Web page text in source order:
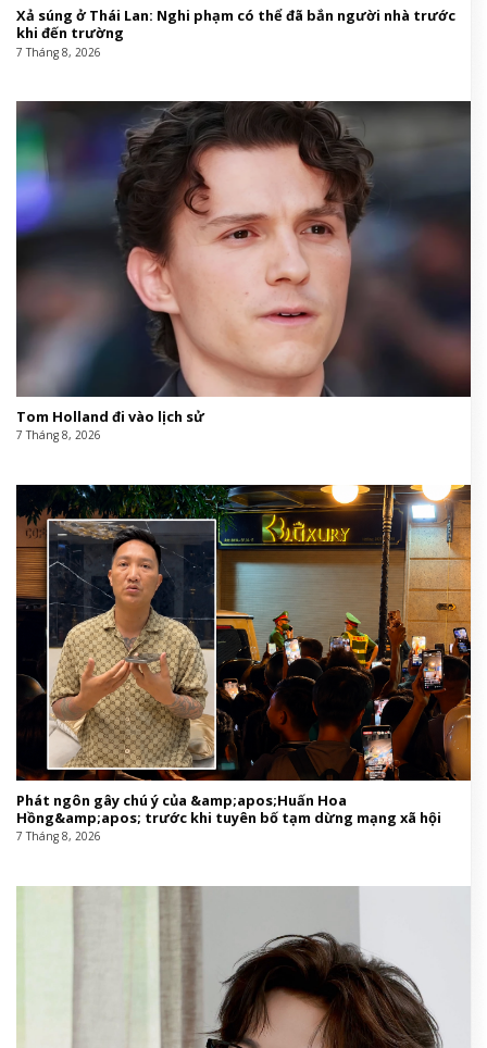
Xả súng ở Thái Lan: Nghi phạm có thể đã bắn người nhà trước
khi đến trường
7 Tháng 8, 2026
Tom Holland đi vào lịch sử
7 Tháng 8, 2026
Phát ngôn gây chú ý của &amp;apos;Huấn Hoa
Hồng&amp;apos; trước khi tuyên bố tạm dừng mạng xã hội
7 Tháng 8, 2026